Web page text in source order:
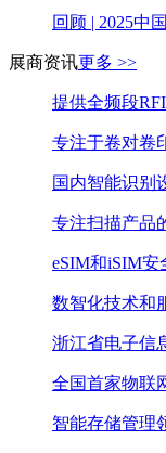
回顾 | 2025中
展商资讯更多 >>
提供全频段
专注于卷对卷
国内智能识别
专注扫描产品
eSIM和iSIM
数智化技术和
浙江省电子信
全国首家物联
智能存储管理